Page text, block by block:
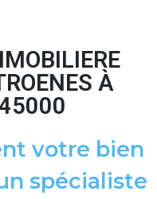
À
votre bien
spécialiste